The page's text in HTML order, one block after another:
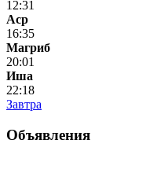
12:31
Аср
16:35
Магриб
20:01
Иша
22:18
Завтра
Объявления